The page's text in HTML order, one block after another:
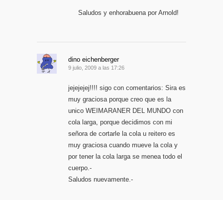
Saludos y enhorabuena por Arnold!
dino eichenberger
9 julio, 2009 a las 17:26
jejejejej!!!! sigo con comentarios: Sira es
muy graciosa porque creo que es la
unico WEIMARANER DEL MUNDO con
cola larga, porque decidimos con mi
señora de cortarle la cola u reitero es
muy graciosa cuando mueve la cola y
por tener la cola larga se menea todo el
cuerpo.-
Saludos nuevamente.-